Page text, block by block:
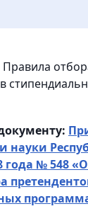
науки
года № 548